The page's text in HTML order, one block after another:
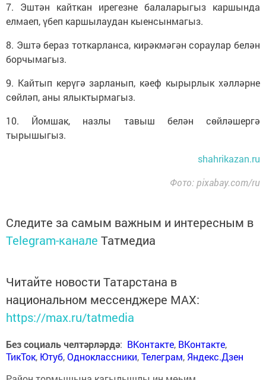
7. Эштән кайткан ирегезне балаларыгыз каршында
елмаеп, үбеп каршылаудан кыенсынмагыз.
8. Эштә бераз тоткарланса, кирәкмәгән сорау­лар белән
борчымагыз.
9. Кайтып керүгә зарланып, кәеф кырырлык хәлләрне
сөйләп, аны ялыктырмагыз.
10. Йомшак, назлы тавыш белән сөйләшергә
тырышыгыз.
shahrikazan.ru
Фото: pixabay.com/ru
Следите за самым важным и интересным в
Telegram-канале Татмедиа
Читайте новости Татарстана в
национальном мессенджере MАХ:
https://max.ru/tatmedia
Без социаль челтәрләрдә: ВКонтакте, ВКонтакте,
ТикТок, Ютуб,Одноклассники,Телеграм, Яндекс.Дзен